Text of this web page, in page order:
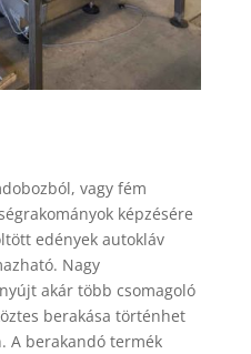
vagy fém
képzésére
edények autokláv
Nagy
akár több csomagoló
berakása történhet
A berakandó termék